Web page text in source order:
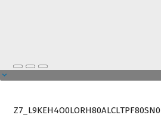
Z7_L9KEH4O0LORH80ALCLTPF80SN0